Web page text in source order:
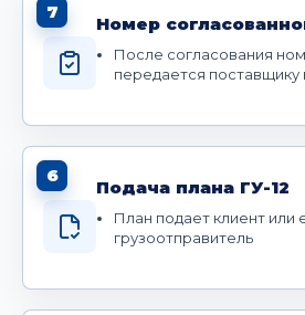
7
Номер
После согласования
передается поставщику
6
Подача плана ГУ-12
План подает клиент или
грузоотправитель